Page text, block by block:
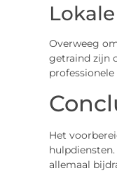
Overweeg
getraind zijn
Het
allemaal